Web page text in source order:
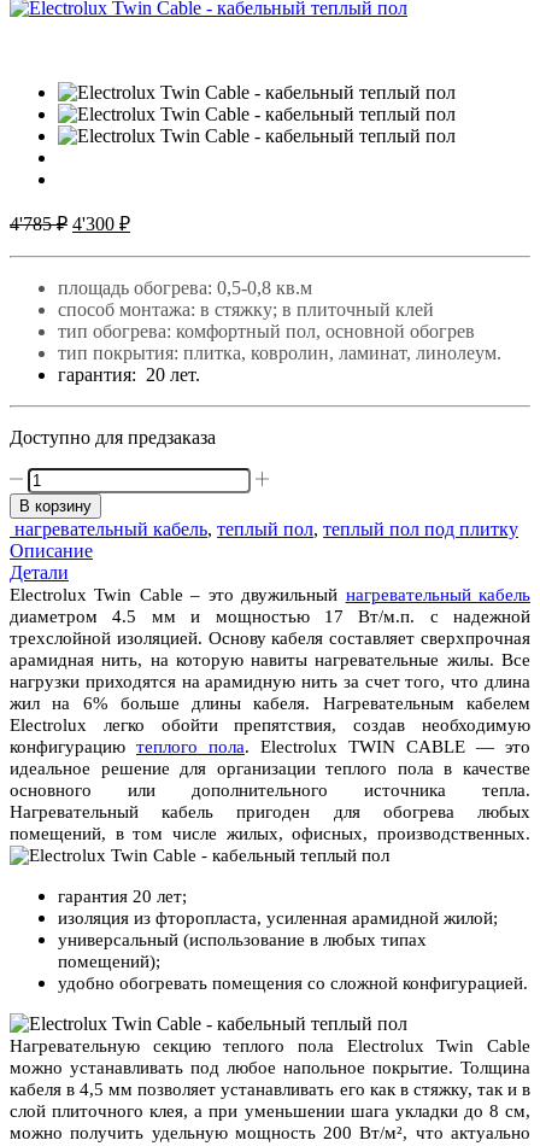
4'785₽ Первоначальная
составляла
4'785 ₽.
4'300 ₽Текущая
площадь обогрева: 0,5-0,8 кв.м
способ монтажа: в стяжку; в плиточный клей
тип обогрева: комфортный пол, основной обогрев
тип покрытия: плитка, ковролин, ламинат, линолеум.
гарантия: 20 лет.
Доступно для предзаказа
Количество
товара
ELECTROLUX
TWIN
CABLE
ETC
2-
17-
100
В корзину
нагревательный кабель, теплый пол, теплый пол под плитку
Описание
Детали
Electrolux Twin Cable – это двужильный нагревательный кабель
диаметром 4.5 мм и мощностью 17 Вт/м.п. с надежной
трехслойной изоляцией. Основу кабеля составляет сверхпрочная
арамидная нить, на которую навиты нагревательные жилы. Все
нагрузки приходятся на арамидную нить за счет того, что длина
жил на 6% больше длины кабеля. Нагревательным кабелем
Electrolux легко обойти препятствия, создав необходимую
конфигурацию теплого пола. Electrolux TWIN CABLE — это
идеальное решение для организации теплого пола в качестве
основного или дополнительного источника тепла.
Нагревательный кабель пригоден для обогрева любых
помещений, в том числе жилых, офисных, производственных.
гарантия 20 лет;
изоляция из фторопласта, усиленная арамидной жилой;
универсальный (использование в любых типах
помещений);
удобно обогревать помещения со сложной конфигурацией.
Нагревательную секцию теплого пола Electrolux Twin Cable
можно устанавливать под любое напольное покрытие. Толщина
кабеля в 4,5 мм позволяет устанавливать его как в стяжку, так и в
слой плиточного клея, а при уменьшении шага укладки до 8 см,
можно получить удельную мощность 200 Вт/м², что актуально